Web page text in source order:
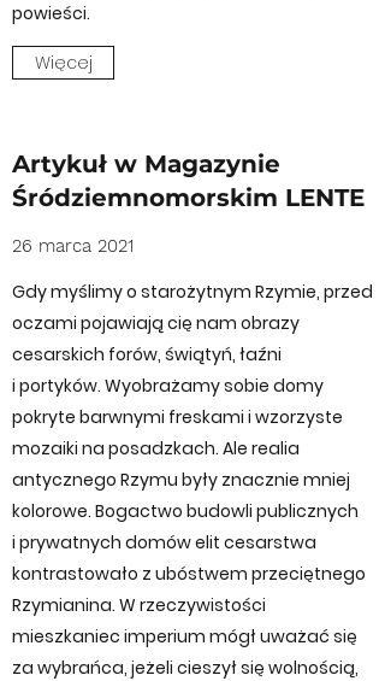
powieści.
Więcej
Artykuł w Magazynie
Śródziemnomorskim LENTE
26 marca 2021
Gdy myślimy o starożytnym Rzymie, przed
oczami pojawiają cię nam obrazy
cesarskich forów, świątyń, łaźni
i portyków. Wyobrażamy sobie domy
pokryte barwnymi freskami i wzorzyste
mozaiki na posadzkach. Ale realia
antycznego Rzymu były znacznie mniej
kolorowe. Bogactwo budowli publicznych
i prywatnych domów elit cesarstwa
kontrastowało z ubóstwem przeciętnego
Rzymianina. W rzeczywistości
mieszkaniec imperium mógł uważać się
za wybrańca, jeżeli cieszył się wolnością,